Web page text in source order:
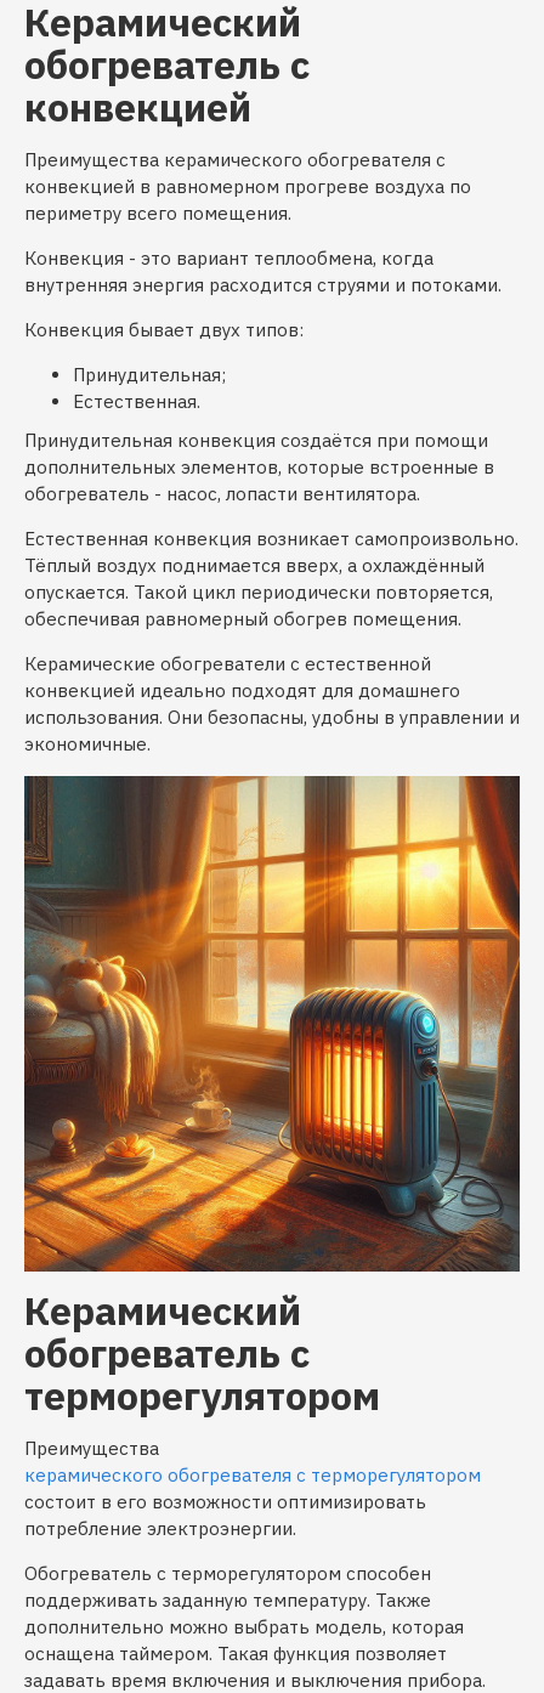
Керамический
обогреватель с
конвекцией
Преимущества керамического обогревателя с
конвекцией в равномерном прогреве воздуха по
периметру всего помещения.
Конвекция - это вариант теплообмена, когда
внутренняя энергия расходится струями и потоками.
Конвекция бывает двух типов:
Принудительная;
Естественная.
Принудительная конвекция создаётся при помощи
дополнительных элементов, которые встроенные в
обогреватель - насос, лопасти вентилятора.
Естественная конвекция возникает самопроизвольно.
Тёплый воздух поднимается вверх, а охлаждённый
опускается. Такой цикл периодически повторяется,
обеспечивая равномерный обогрев помещения.
Керамические обогреватели с естественной
конвекцией идеально подходят для домашнего
использования. Они безопасны, удобны в управлении и
экономичные.
Керамический
обогреватель с
терморегулятором
Преимущества
керамического обогревателя с терморегулятором
состоит в его возможности оптимизировать
потребление электроэнергии.
Обогреватель с терморегулятором способен
поддерживать заданную температуру. Также
дополнительно можно выбрать модель, которая
оснащена таймером. Такая функция позволяет
задавать время включения и выключения прибора.